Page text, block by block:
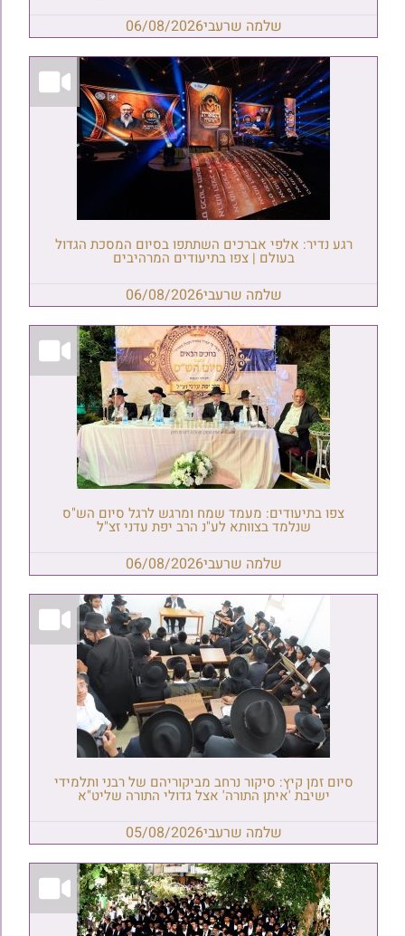
שלמה שרעבי06/08/2026
רגע נדיר: אלפי אברכים השתתפו בסיום המסכת הגדול
בעולם | צפו בתיעודים המרהיבים
שלמה שרעבי06/08/2026
צפו בתיעודים: מעמד שמח ומרגש לרגל סיום הש"ס
שנלמד בצוותא לע"נ הרב יפת עדני זצ"ל
שלמה שרעבי06/08/2026
סיום זמן קיץ: סיקור נרחב מביקוריהם של רבני ותלמידי
ישיבת 'איתן התורה' אצל גדולי התורה שליט"א
שלמה שרעבי05/08/2026